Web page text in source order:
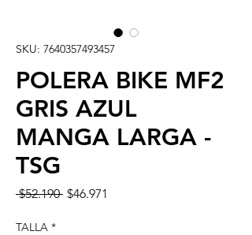
SKU: 7640357493457
POLERA BIKE MF2
GRIS AZUL
MANGA LARGA -
TSG
$52.190 Precio
$46.971
TALLA *